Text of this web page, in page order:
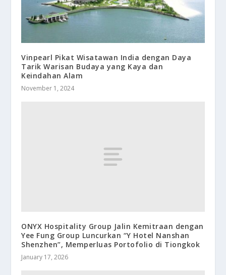
Vinpearl Pikat Wisatawan India dengan Daya
Tarik Warisan Budaya yang Kaya dan
Keindahan Alam
November 1, 2024
ONYX Hospitality Group Jalin Kemitraan dengan
Yee Fung Group Luncurkan “Y Hotel Nanshan
Shenzhen”, Memperluas Portofolio di Tiongkok
January 17, 2026